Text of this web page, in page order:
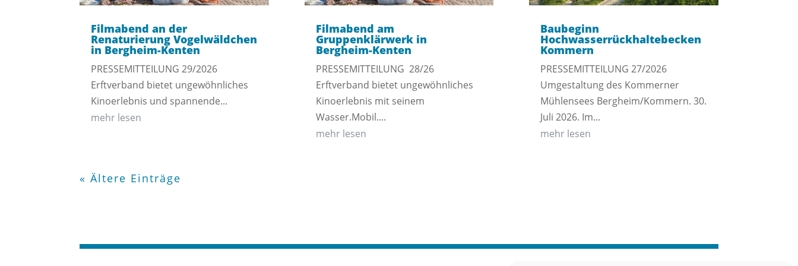
Filmabend an der
Renaturierung Vogelwäldchen
in Bergheim-Kenten
PRESSEMITTEILUNG 29/2026
Erftverband bietet ungewöhnliches
Kinoerlebnis und spannende...
mehr lesen
Filmabend am
Gruppenklärwerk in
Bergheim-Kenten
PRESSEMITTEILUNG 28/26
Erftverband bietet ungewöhnliches
Kinoerlebnis mit seinem
Wasser.Mobil....
mehr lesen
Baubeginn
Hochwasserrückhaltebecken
Kommern
PRESSEMITTEILUNG 27/2026
Umgestaltung des Kommerner
Mühlensees Bergheim/Kommern. 30.
Juli 2026. Im...
mehr lesen
« Ältere Einträge